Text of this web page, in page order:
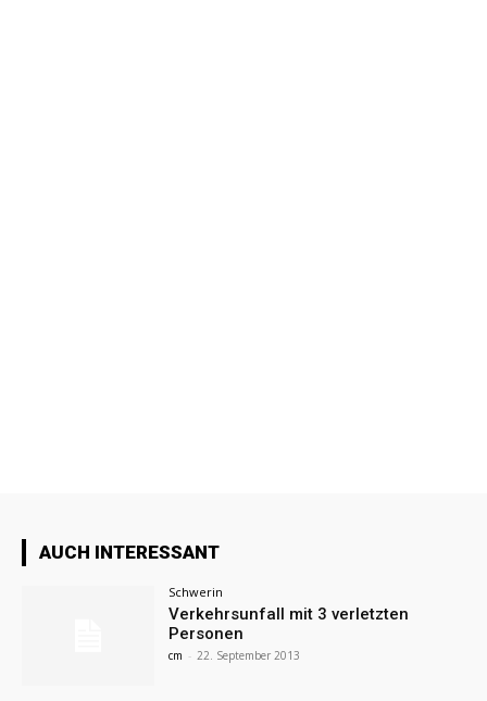
AUCH INTERESSANT
Schwerin
Verkehrsunfall mit 3 verletzten
Personen
cm - 22. September 2013